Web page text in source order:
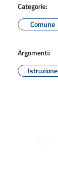
Categorie:
Comune
Argomenti:
Istruzione